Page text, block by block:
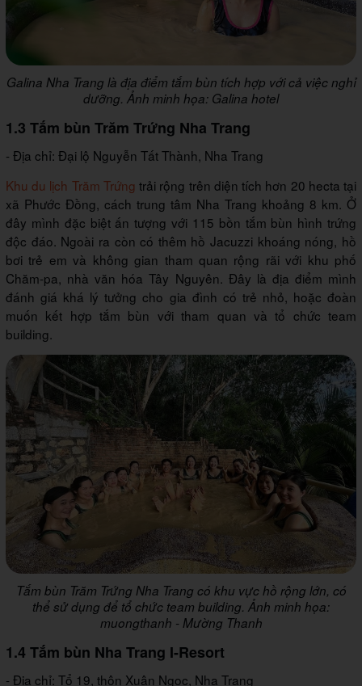
Galina Nha Trang là địa điểm tắm bùn tích hợp với cả việc nghỉ
dưỡng. Ảnh minh họa: Galina hotel
1.3 Tắm bùn Trăm Trứng Nha Trang
- Địa chỉ: Đại lộ Nguyễn Tất Thành, Nha Trang
Khu du lịch Trăm Trứng trải rộng trên diện tích hơn 20 hecta tại
xã Phước Đồng, cách trung tâm Nha Trang khoảng 8 km. Ở
đây mình đặc biệt ấn tượng với 115 bồn tắm bùn hình trứng
độc đáo. Ngoài ra còn có thêm hồ Jacuzzi khoáng nóng, hồ
bơi trẻ em và không gian tham quan rộng rãi với khu phố
Chăm-pa, nhà văn hóa Tây Nguyên. Đây là địa điểm mình
đánh giá khá lý tưởng cho gia đình có trẻ nhỏ, hoặc đoàn
muốn kết hợp tắm bùn với tham quan và tổ chức team
building.
Tắm bùn Trăm Trứng Nha Trang có khu vực hồ rộng lớn, có
thể sử dụng để tổ chức team building. Ảnh minh họa:
muongthanh - Mường Thanh
1.4 Tắm bùn Nha Trang I-Resort
- Địa chỉ: Tổ 19, thôn Xuân Ngọc, Nha Trang